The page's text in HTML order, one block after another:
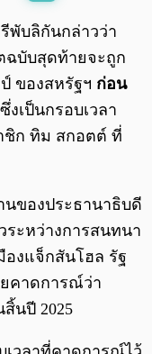
/ 0:00
พับลิกันกล่าวว่า
ฉบับสุดท้ายจะถูก
ของสหรัฐฯ ก่อน
ซึ่งเป็นกรอบเวลา
ชิก ทิม สกอตต์ ที่
นของประธานาธิบดี
ะหว่างการสนทนา
องแจ็กสันโฮล รัฐ
คาดการณ์ว่า
นปี 2025